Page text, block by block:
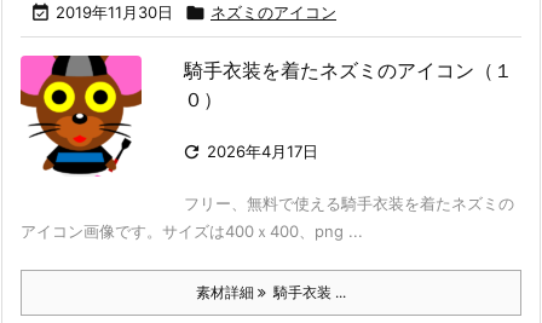
 2019年11月30日  ネズミのアイコン
騎手衣装を着たネズミのアイコン（１
０）
 2026年4月17日
フリー、無料で使える騎手衣装を着たネズミの
アイコン画像です。サイズは400ｘ400、png ...
素材詳細 騎手衣装 ...